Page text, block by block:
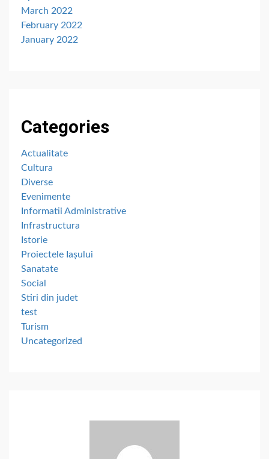
March 2022
February 2022
January 2022
Categories
Actualitate
Cultura
Diverse
Evenimente
Informatii Administrative
Infrastructura
Istorie
Proiectele Iașului
Sanatate
Social
Stiri din judet
test
Turism
Uncategorized